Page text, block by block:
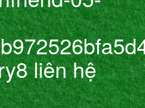
liên hệ